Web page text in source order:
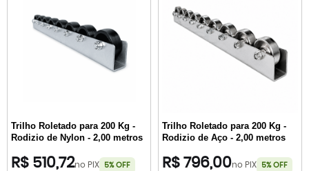
Trilho Roletado para 200 Kg -
Rodizio de Nylon - 2,00 metros
R$ 510,72no PIX 5% OFF
Trilho Roletado para 200 Kg -
Rodizio de Aço - 2,00 metros
R$ 796,00no PIX 5% OFF